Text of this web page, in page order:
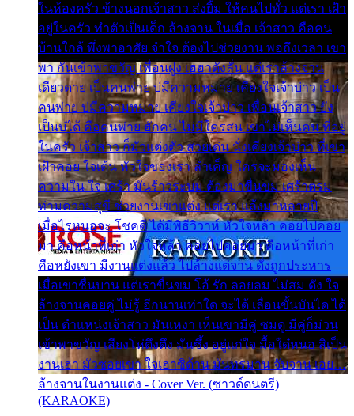
ในห้องครัว ข้างนอกเจ้าสาว ส่งยิ้ม ให้คนไปทั่ว แต่เรา เฝ้า
อยู่ในครัว ทำตัวเป็นเด็ก ล้างจาน ในเมื่อ เจ้าสาว คือคน
บ้านใกล้ พึ่งพาอาศัย จำใจ ต้องไปช่วยงาน พอถึงเวลา เขา
พา กันเข้าพาขวัญ เพื่อนฝูง เฮฮาดังลั่น แต่เราล้างจาน
เดียวดาย เป็นคนพ่าย บ่มีความหมาย เคียงใจเจ้าบ่าว เป็น
คนพ่าย บ่มีความหมาย เคียงใจเจ้าบ่าว เพื่อนเจ้าสาว ยัง
เป็นบ่ได้ คือคนพ่าย ฮักคน ไม่มีใครสน เขาไม่เห็นคน ที่อยู่
ในครัว เจ้าสาว ก็มัวแต่งตัว สวยเด่น นั่งเคียงเจ้าบ่าว ที่เขา
เฝ้าคอย ใจเต้น หัวใจของเรา ลำเค็ญ ใครจะมองเห็น
ความใน ใจ เศร้า มันร้าวระบม ต้องมาขื่นขม เศร้าตรม
ท่ามความสุขี ช่วยงานเขาแต่ง แต่เรา แล้งมาหลายปี
เมื่อไรหนอจะ โชคดี ได้มีพิธีวิวาห์ หัวใจหล้า คอยไปคอย
มา คือหน้าที่เก่า หัวใจหล้า คอยไปคอยมา คือหน้าที่เก่า
คือหยังเขา มีงานแต่งแล้ว ไปล้างแต่จาน ดั่งถูกประหาร
เมื่อเขาชื่นบาน แต่เราขื่นขม โอ้ รัก ลอยลม ไม่สม ดัง ใจ
ล้างจานคอยคู่ ไม่รู้ อีกนานเท่าใด จะได้ เลื่อนขั้นบันได ได้
เป็น ตำแหน่งเจ้าสาว มันเหงา เห็นเขามีคู่ ซมดู มีคู่ก็ม่วน
เข้าพาขวัญ เสียงโห่ตึงตึง มันซึ้ง อยู่แก่ใจ มื้อใด๋หนอ สิเป็น
งานเฮา มัวซอยเขา ใจเฮาซิด้าน มันทรมาน จับจาน เอย…
ล้างจานในงานแต่ง - Cover Ver. (ซาวด์ดนตรี)
(KARAOKE)